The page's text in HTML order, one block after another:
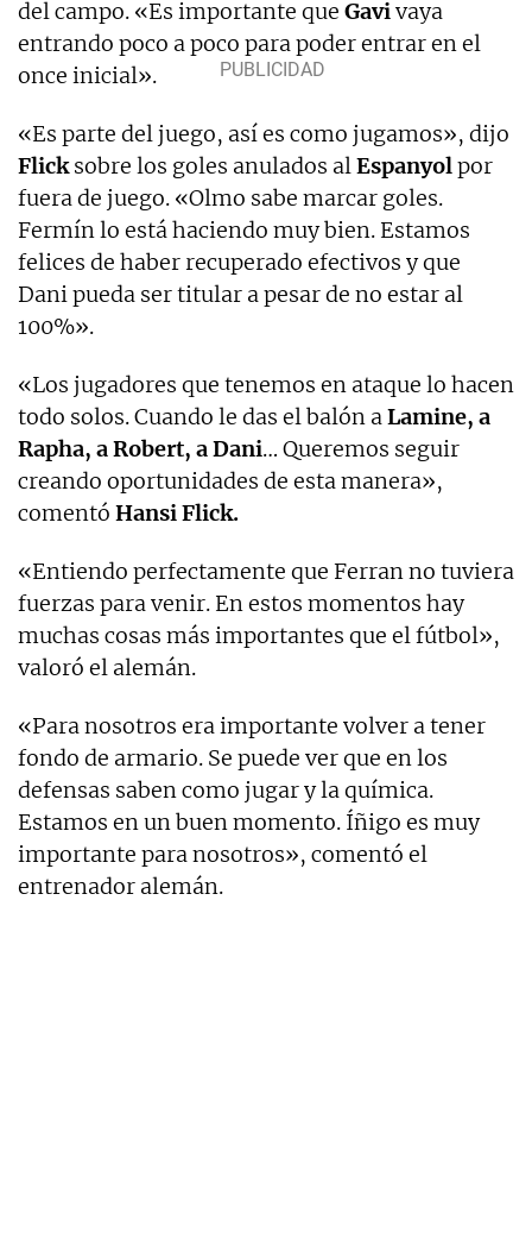
del campo. «Es importante que Gavivaya
entrando poco a poco para poder entrar en el
once inicial».
«Es parte del juego, así es como jugamos», dijo
Flicksobre los goles anulados alEspanyolpor
fuera de juego. «Olmo sabe marcar goles.
Fermín lo está haciendo muy bien. Estamos
felices de haber recuperado efectivos y que
Dani pueda ser titular a pesar de no estar al
100%».
«Los jugadores que tenemos en ataque lo hacen
todo solos. Cuando le das el balón aLamine, a
Rapha, a Robert, a Dani… Queremos seguir
creando oportunidades de esta manera»,
comentó Hansi Flick.
«Entiendo perfectamente que Ferran no tuviera
fuerzas para venir. En estos momentos hay
muchas cosas más importantes que el fútbol»,
valoró el alemán.
«Para nosotros era importante volver a tener
fondo de armario. Se puede ver que en los
defensas saben como jugar y la química.
Estamos en un buen momento. Íñigo es muy
importante para nosotros», comentó el
entrenador alemán.